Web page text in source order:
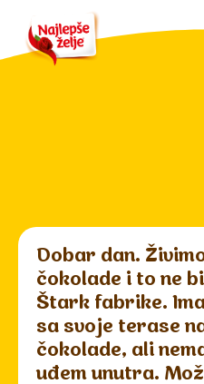
Dobar dan.
čokolade i to ne
Štark fabrike.
sa svoje terase
čokolade, ali
uđem unutra.